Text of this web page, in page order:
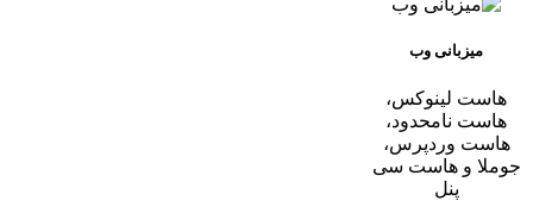
میزبانی وب
هاست لینوکس،
هاست نامحدود،
هاست وردپرس،
جوملا و هاست سی
پنل